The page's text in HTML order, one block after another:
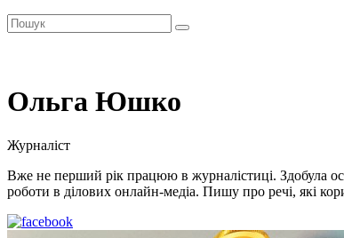
Ольга Юшко
Журналіст
Вже не перший рік працюю в журналістиці. Здобула
роботи в ділових онлайн-медіа. Пишу про речі, які